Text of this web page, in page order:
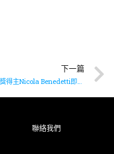
下一篇
格林美獎得主Nicola Benedetti即將推出新專輯《Baroque》
聯絡我們